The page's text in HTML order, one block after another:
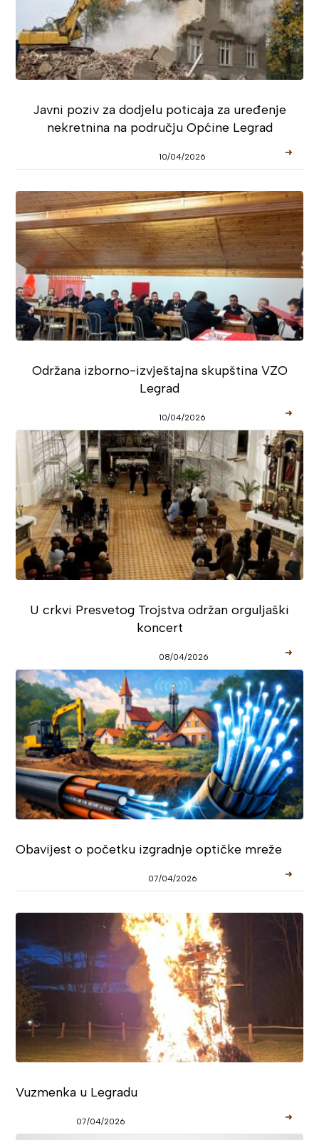
Javni poziv za dodjelu poticaja za uređenje
nekretnina na području Općine Legrad
10/04/2026 ➜
Održana izborno-izvještajna skupština VZO
Legrad
10/04/2026 ➜
U crkvi Presvetog Trojstva održan orguljaški
koncert
08/04/2026 ➜
Obavijest o početku izgradnje optičke mreže
07/04/2026 ➜
Vuzmenka u Legradu
07/04/2026 ➜